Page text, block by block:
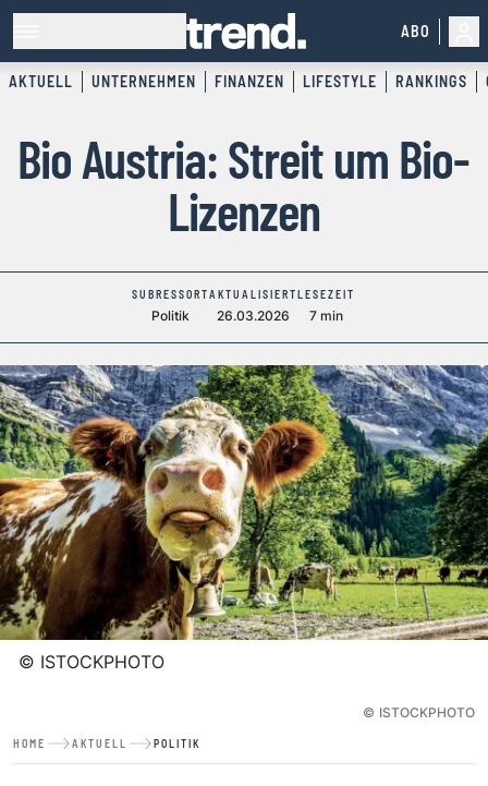
ABO
AKTUELL UNTERNEHMEN FINANZEN LIFESTYLE RANKINGS
Bio Austria: Streit um Bio-
Lizenzen
SUBRESSORT
Politik
AKTUALISIERT
26.03.2026
LESEZEIT
7 min
© ISTOCKPHOTO
© ISTOCKPHOTO
HOME AKTUELL POLITIK